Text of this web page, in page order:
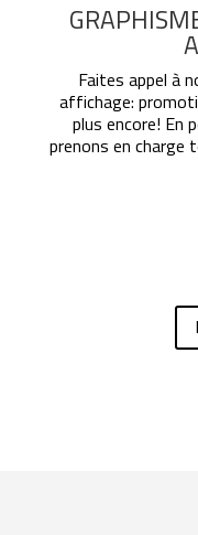
Faites appel à
affichage:
plus encore! En
prenons en charge